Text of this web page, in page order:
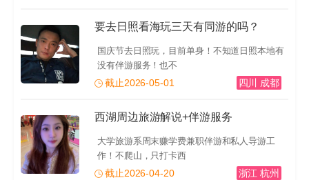
要去日照看海玩三天有同游的吗？
国庆节去日照玩，目前单身！不知道日照本地有
没有伴游服务！也不
截止2026-05-01 四川 成都
西湖周边旅游解说+伴游服务
大学旅游系周末赚学费兼职伴游和私人导游工
作！不爬山，只打卡西
截止2026-04-20 浙江 杭州